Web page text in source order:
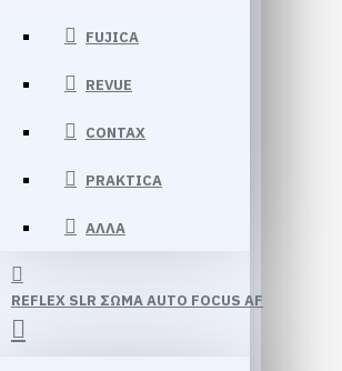
FUJICA
REVUE
CONTAX
PRAKTICA
ΑΛΛΑ
REFLEX SLR ΣΩΜΑ AUTO FOCUS AF